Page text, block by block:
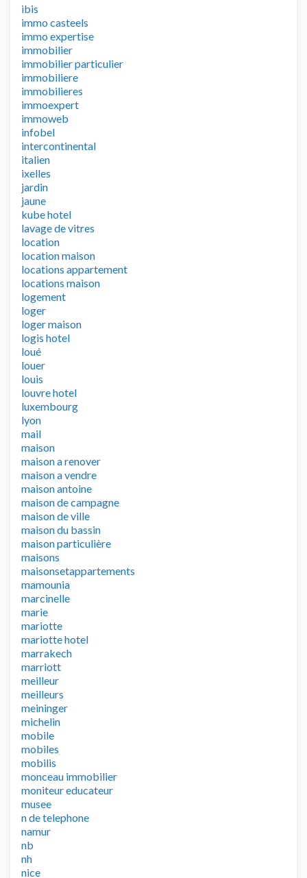
ibis
immo casteels
immo expertise
immobilier
immobilier particulier
immobiliere
immobilieres
immoexpert
immoweb
infobel
intercontinental
italien
ixelles
jardin
jaune
kube hotel
lavage de vitres
location
location maison
locations appartement
locations maison
logement
loger
loger maison
logis hotel
loué
louer
louis
louvre hotel
luxembourg
lyon
mail
maison
maison a renover
maison a vendre
maison antoine
maison de campagne
maison de ville
maison du bassin
maison particulière
maisons
maisonsetappartements
mamounia
marcinelle
marie
mariotte
mariotte hotel
marrakech
marriott
meilleur
meilleurs
meininger
michelin
mobile
mobiles
mobilis
monceau immobilier
moniteur educateur
musee
n de telephone
namur
nb
nh
nice